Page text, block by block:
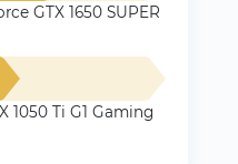
GTX 1650 SUPER
1050 Ti G1 Gaming